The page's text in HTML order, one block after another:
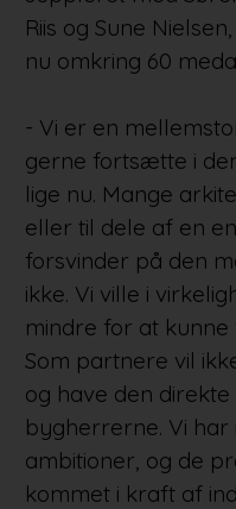
Riis og Sune
nu omkring 60
- Vi er en
gerne fortsætte i
lige nu. Mange
eller til dele af en
forsvinder på den
ikke. Vi ville i
mindre for at
Som partnere vil
og have den
bygherrerne. Vi
ambitioner, og de
kommet i kraft af